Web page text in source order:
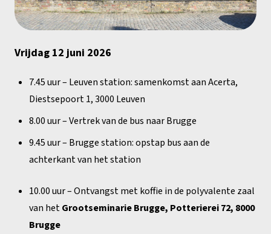
Vrijdag 12 juni 2026
7.45 uur – Leuven station: samenkomst aan Acerta,
Diestsepoort 1, 3000 Leuven
8.00 uur – Vertrek van de bus naar Brugge
9.45 uur – Brugge station: opstap bus aan de
achterkant van het station
10.00 uur – Ontvangst met koffie in de polyvalente zaal
van hetGrootseminarie Brugge, Potterierei 72, 8000
Brugge